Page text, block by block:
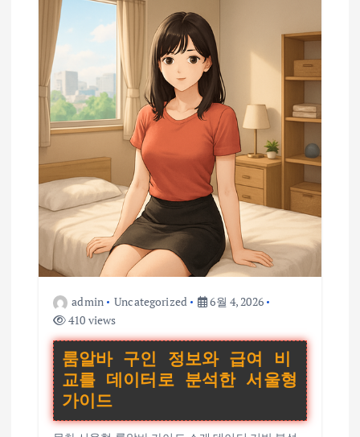
admin Uncategorized
6월 4, 2026
410 views
룸알바 구인 정보와 급여 비
교를 데이터로 분석한 서울형
가이드